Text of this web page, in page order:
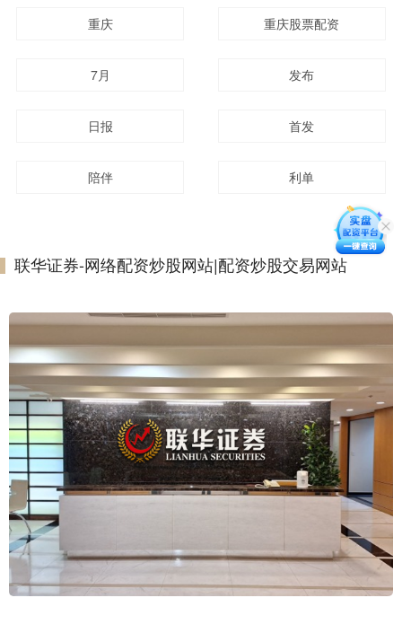
重庆 重庆股票配资
7月 发布
日报 首发
陪伴 利单
联华证券-网络配资炒股网站|配资炒股交易网站